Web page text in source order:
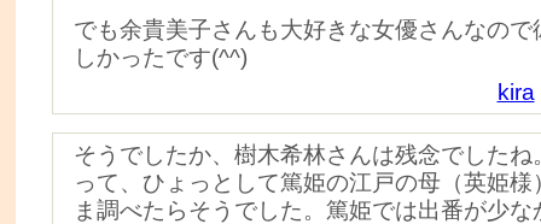
でも余貴美子さんも大好きな女優さんなので
しかったです(^^)
kira
そうでしたか、樹木希林さんは残念でしたね
って、ひょっとして篤姫の江戸の母（英姫様
ま調べたらそうでした。篤姫では出番が少